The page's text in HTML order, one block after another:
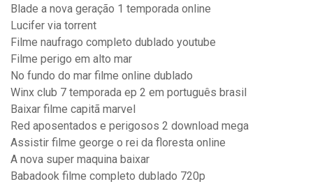
Blade a nova geração 1 temporada online
Lucifer via torrent
Filme naufrago completo dublado youtube
Filme perigo em alto mar
No fundo do mar filme online dublado
Winx club 7 temporada ep 2 em português brasil
Baixar filme capitã marvel
Red aposentados e perigosos 2 download mega
Assistir filme george o rei da floresta online
A nova super maquina baixar
Babadook filme completo dublado 720p